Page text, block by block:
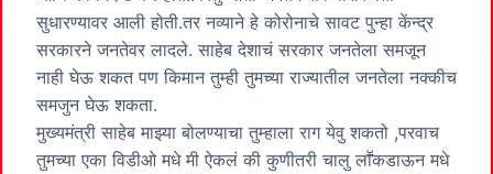
सुधारण्यावर आली होती.तर नव्याने हे कोरोनाचे सावट पुन्हा केंन्द्र
सरकारने जनतेवर लादले. साहेब देशाचं सरकार जनतेला समजून
नाही घेऊ शकत पण किमान तुम्ही तुमच्या राज्यातील जनतेला नक्कीच
समजुन घेऊ शकता.
मुख्यमंत्री साहेब माझ्या बोलण्याचा तुम्हाला राग येवु शकतो ,परवाच
तुमच्या एका विडीओ मधे मी ऐकलं की कुणीतरी चालु लाॕकडाऊन मधे